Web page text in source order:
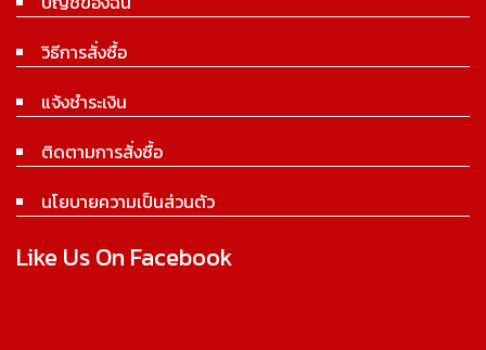
วิธีการสั่งซื้อ
แจ้งชำระเงิน
ติดตามการสั่งซื้อ
นโยบายความเป็นส่วนตัว
Like Us On Facebook